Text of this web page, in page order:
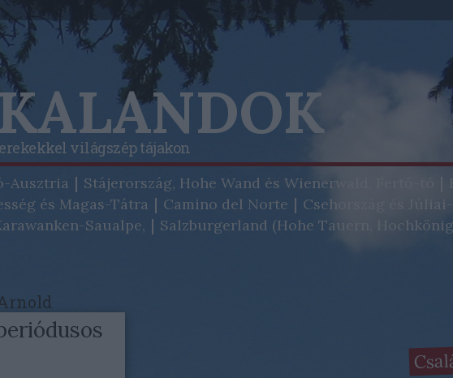
világszép tájakon
Ausztria Stájerország, Hohe Wand és Wienerwald, Fertő-tó
és Magas-Tátra
Camino del Norte Csehország és
Saualpe,
Salzburgerland (Hohe Tauern,